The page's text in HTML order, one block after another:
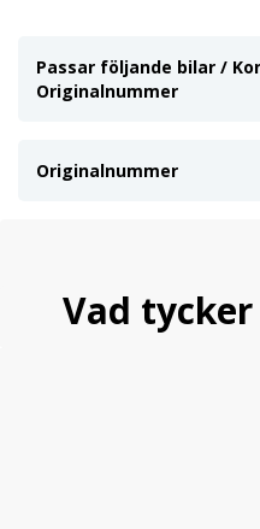
Passar följande bilar /
Originalnummer
Originalnummer
Vad